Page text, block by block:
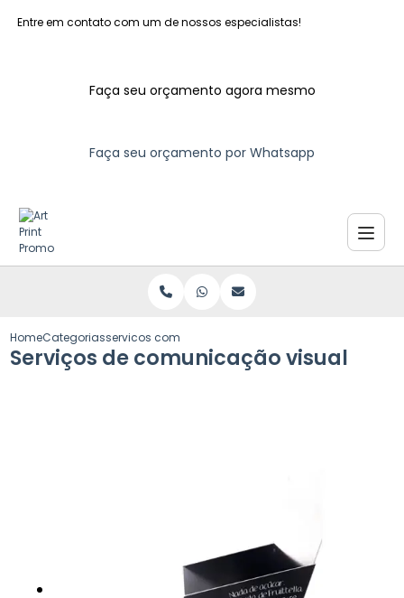
Entre em contato com um de nossos especialistas!
Faça seu orçamento agora mesmo
Faça seu orçamento por Whatsapp
HomeCategoriasservicos comunicacao visual
Serviços de comunicação visual